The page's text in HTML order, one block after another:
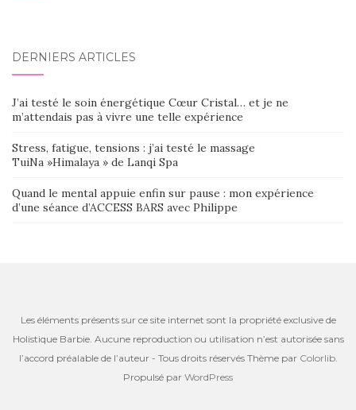
DERNIERS ARTICLES
J’ai testé le soin énergétique Cœur Cristal… et je ne
m’attendais pas à vivre une telle expérience
Stress, fatigue, tensions : j’ai testé le massage
TuiNa »Himalaya » de Lanqi Spa
Quand le mental appuie enfin sur pause : mon expérience
d’une séance d’ACCESS BARS avec Philippe
Les éléments présents sur ce site internet sont la propriété exclusive de
Holistique Barbie. Aucune reproduction ou utilisation n’est autorisée sans
l’accord préalable de l’auteur - Tous droits réservés Thème par Colorlib.
Propulsé par WordPress